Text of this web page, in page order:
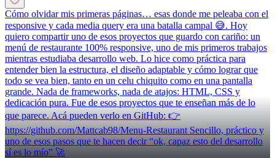
Cómo olvidar mis primeras páginas… esas donde me peleaba con el
responsive y cada media query era una batalla campal 😅. Hoy
quiero compartir uno de esos proyectos que guardo con cariño: un
menú de restaurante 100% responsive, uno de mis primeros trabajos
mientras estudiaba desarrollo web. Lo hice como práctica para
entender bien la estructura, el diseño adaptable y cómo lograr que
todo se vea bien, tanto en un celu chiquito como en una pantalla
grande. Nada de frameworks, nada de atajos: HTML, CSS y
dedicación pura. Fue de esos proyectos que te enseñan más de lo
que parece. Acá pueden verlo en GitHub: 👉
https://github.com/Mattcab98/Menu-Restaurant Sencillo, práctico y
uno de esos pasos que te hacen decir “ok, capaz esto del desarrollo
sí es lo mío” 🚀